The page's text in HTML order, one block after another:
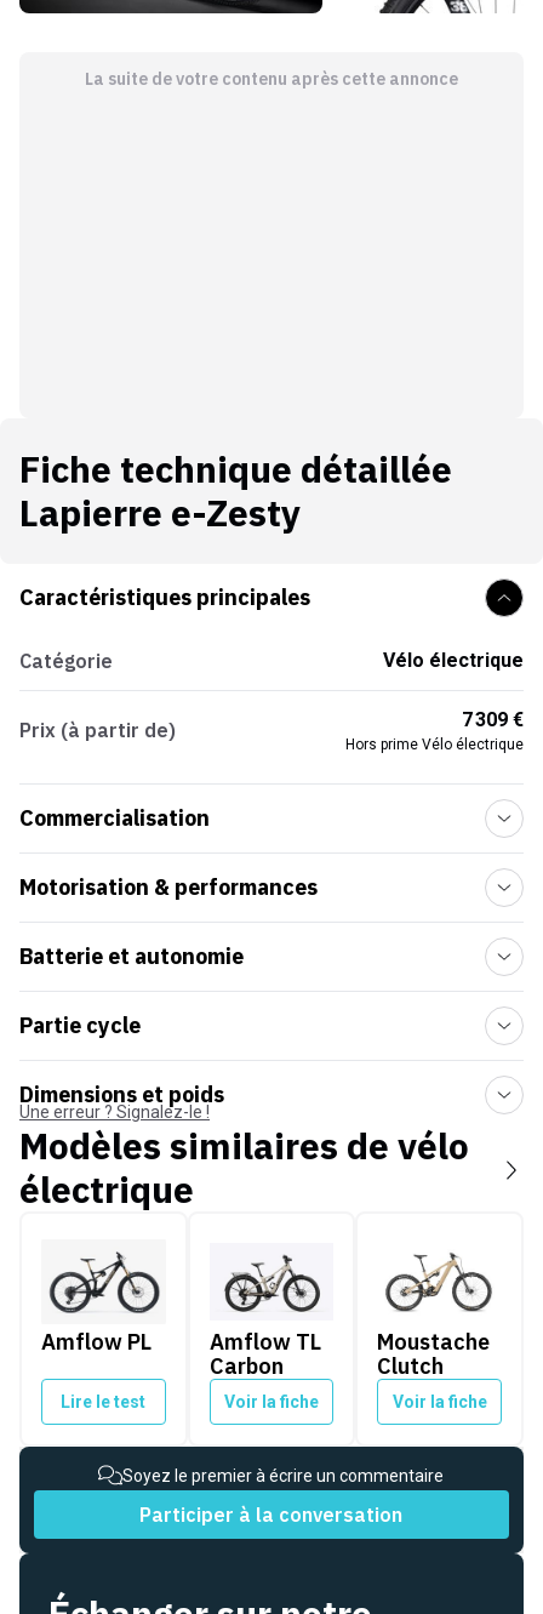
La suite de votre contenu après cette annonce
Fiche technique détaillée
Lapierre e-Zesty
Caractéristiques principales
Catégorie Vélo électrique
Prix (à partir de) 7 309 €
Hors prime Vélo électrique
Commercialisation
Motorisation & performances
Batterie et autonomie
Partie cycle
Dimensions et poids
Une erreur ? Signalez-le !
Modèles similaires de vélo
électrique
Amflow PL
Amflow PL
Lire le test
Amflow TL
Carbon
Voir la fiche
Moustache
Clutch
Voir la fiche
Soyez le premier à écrire un commentaire
Participer à la conversation